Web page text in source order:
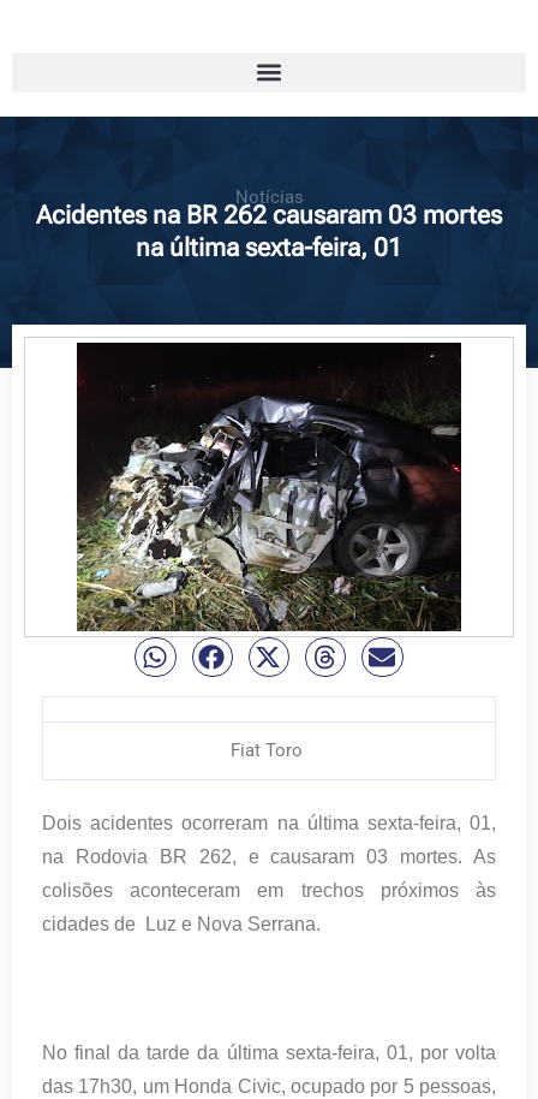
Notícias
Acidentes na BR 262 causaram 03 mortes
na última sexta-feira, 01
Fiat Toro
Dois acidentes ocorreram na última sexta-feira, 01,
na Rodovia BR 262, e causaram 03 mortes. As
colisões aconteceram em trechos próximos às
cidades de Luz e Nova Serrana.
No final da tarde da última sexta-feira, 01, por volta
das 17h30, um Honda Civic, ocupado por 5 pessoas,